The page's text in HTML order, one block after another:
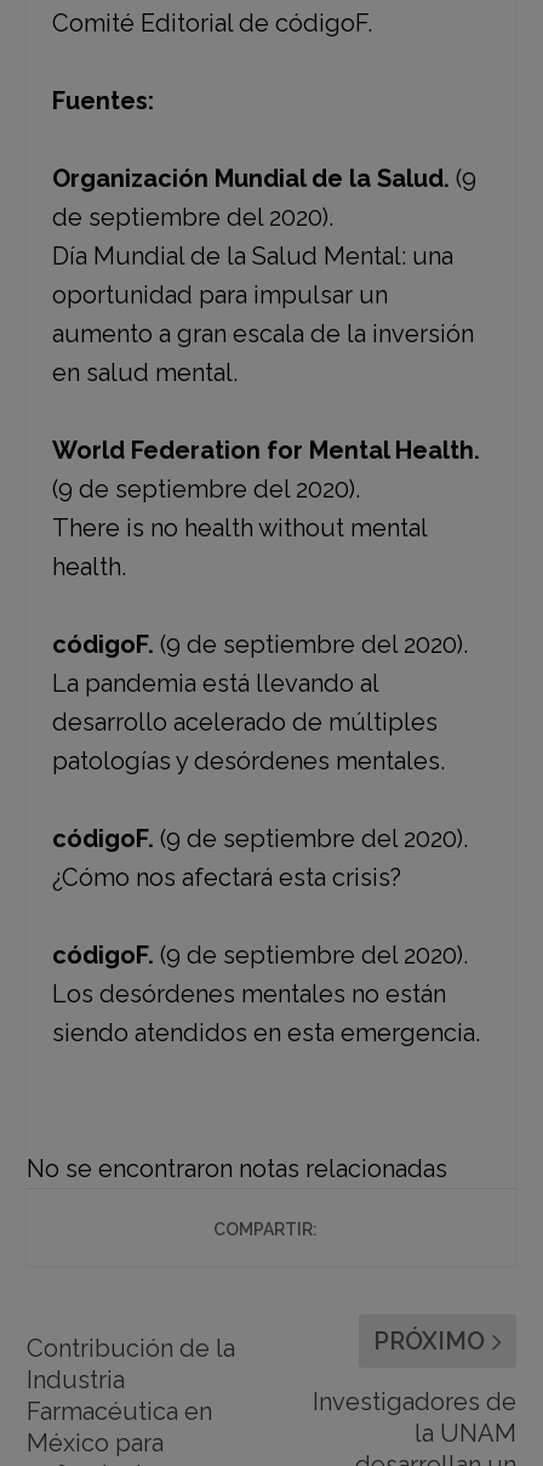
Comité Editorial de códigoF.
Fuentes:
Organización Mundial de la Salud. (9
de septiembre del 2020).
Día Mundial de la Salud Mental: una
oportunidad para impulsar un
aumento a gran escala de la inversión
en salud mental.
World Federation for Mental Health.
(9 de septiembre del 2020).
There is no health without mental
health.
códigoF. (9 de septiembre del 2020).
La pandemia está llevando al
desarrollo acelerado de múltiples
patologías y desórdenes mentales.
códigoF. (9 de septiembre del 2020).
¿Cómo nos afectará esta crisis?
códigoF. (9 de septiembre del 2020).
Los desórdenes mentales no están
siendo atendidos en esta emergencia.
No se encontraron notas relacionadas
COMPARTIR:
Contribución de la
Industria
Farmacéutica en
México para
PRÓXIMO
Investigadores de
la UNAM